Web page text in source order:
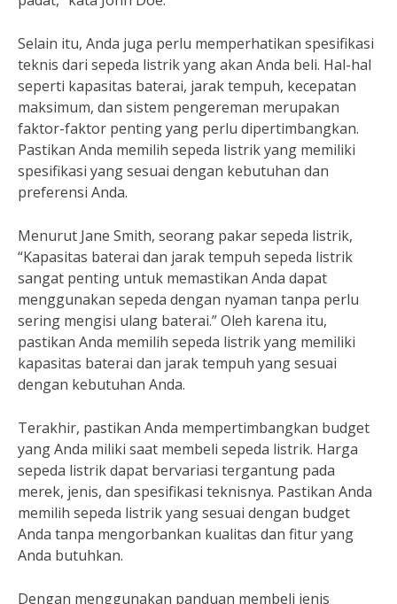
Selain itu, Anda juga perlu memperhatikan spesifikasi
teknis dari sepeda listrik yang akan Anda beli. Hal-hal
seperti kapasitas baterai, jarak tempuh, kecepatan
maksimum, dan sistem pengereman merupakan
faktor-faktor penting yang perlu dipertimbangkan.
Pastikan Anda memilih sepeda listrik yang memiliki
spesifikasi yang sesuai dengan kebutuhan dan
preferensi Anda.
Menurut Jane Smith, seorang pakar sepeda listrik,
“Kapasitas baterai dan jarak tempuh sepeda listrik
sangat penting untuk memastikan Anda dapat
menggunakan sepeda dengan nyaman tanpa perlu
sering mengisi ulang baterai.” Oleh karena itu,
pastikan Anda memilih sepeda listrik yang memiliki
kapasitas baterai dan jarak tempuh yang sesuai
dengan kebutuhan Anda.
Terakhir, pastikan Anda mempertimbangkan budget
yang Anda miliki saat membeli sepeda listrik. Harga
sepeda listrik dapat bervariasi tergantung pada
merek, jenis, dan spesifikasi teknisnya. Pastikan Anda
memilih sepeda listrik yang sesuai dengan budget
Anda tanpa mengorbankan kualitas dan fitur yang
Anda butuhkan.
Dengan menggunakan panduan membeli jenis